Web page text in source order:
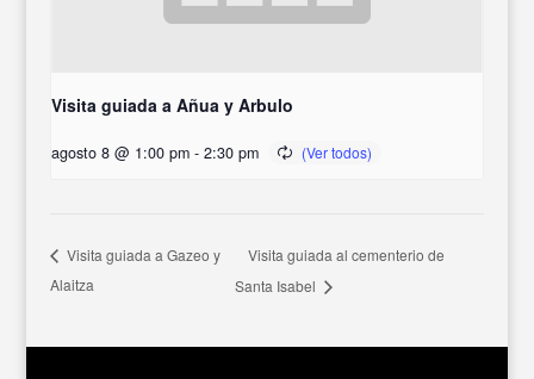
Visita guiada a Añua y Arbulo
agosto 8 @ 1:00 pm - 2:30 pm
Visita guiada a Gazeo y
Alaitza
Visita guiada al cementerio de
Santa Isabel